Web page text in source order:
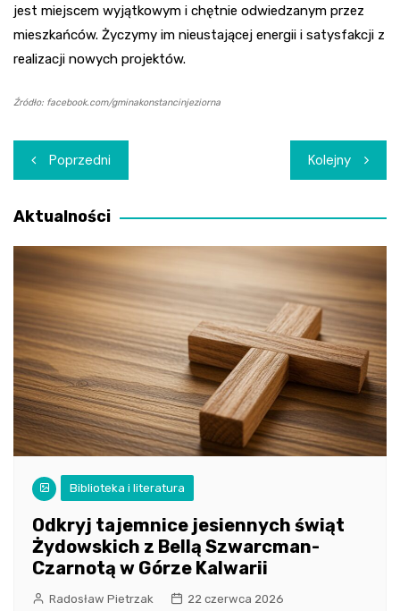
jest miejscem wyjątkowym i chętnie odwiedzanym przez
mieszkańców. Życzymy im nieustającej energii i satysfakcji z
realizacji nowych projektów.
Źródło: facebook.com/gminakonstancinjeziorna
Nawigacja
wpisu
Poprzedni Kolejny
Aktualności
Biblioteka i literatura
Odkryj tajemnice jesiennych świąt
Żydowskich z Bellą Szwarcman-
Czarnotą w Górze Kalwarii
Radosław Pietrzak 22 czerwca 2026